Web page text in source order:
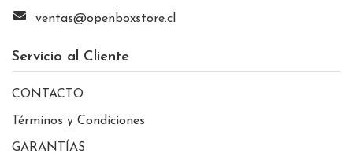
ventas@openboxstore.cl
Servicio al Cliente
CONTACTO
Términos y Condiciones
GARANTÍAS